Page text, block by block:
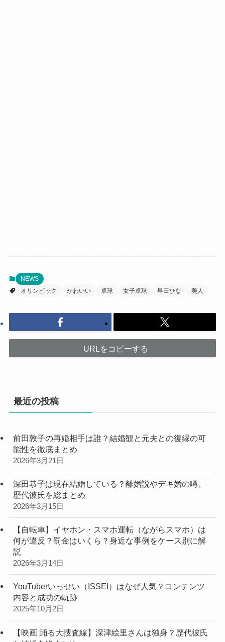
NEWS
オリンピック
かわいい 卓球 女子卓球 早田ひな 美人
URLをコピーする
最近の投稿
前田敦子の再婚相手は誰？結婚観と元夫との復縁の可
能性を徹底まとめ
2026年3月21日
深田恭子は現在結婚している？離婚説やデキ婚の噂、
歴代彼氏を総まとめ
2026年3月15日
【自転車】イヤホン・スマホ運転（ながらスマホ）は
何が違反？罰金はいくら？身近な事例をケース別に解
説
2026年3月14日
YouTuberいっせい（ISSEI）はなぜ人気？コンテンツ
内容と成功の軌跡
2025年10月2日
【映画 踊る大捜査線】深津絵里さんは独身？歴代彼氏